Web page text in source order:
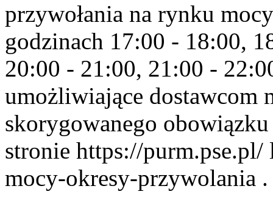
przywołania na rynku
godzinach 17:00 - 18:00,
20:00 - 21:00, 21:00 -
umożliwiające dostawcom
skorygowanego
stronie https://
mocy-okresy-przywolania